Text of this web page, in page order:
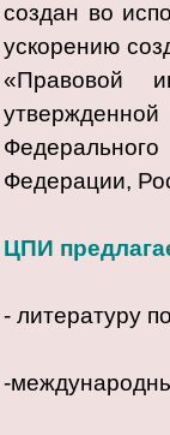
создан во
ускорению
«Правовой
Федерации,
ЦПИ
- литературу
-